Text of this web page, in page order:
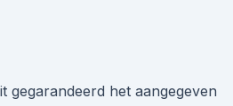
gegarandeerd het aangegeven